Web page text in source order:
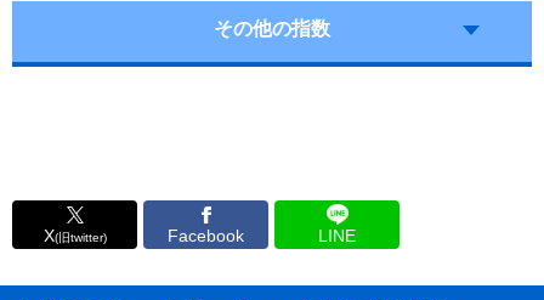
その他の指数
X(旧twitter) Facebook LINE